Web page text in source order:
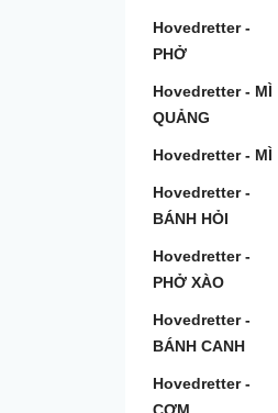
Hovedretter -
PHỞ
Hovedretter - MÌ
QUẢNG
Hovedretter - MÌ
Hovedretter -
BÁNH HỎI
Hovedretter -
PHỞ XÀO
Hovedretter -
BÁNH CANH
Hovedretter -